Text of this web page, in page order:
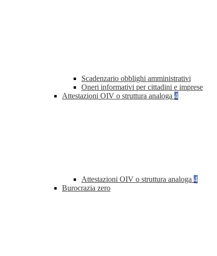
Scadenzario obblighi amministrativi
Oneri informativi per cittadini e imprese
Attestazioni OIV o struttura analoga 4
Attestazioni OIV o struttura analoga 4
Burocrazia zero